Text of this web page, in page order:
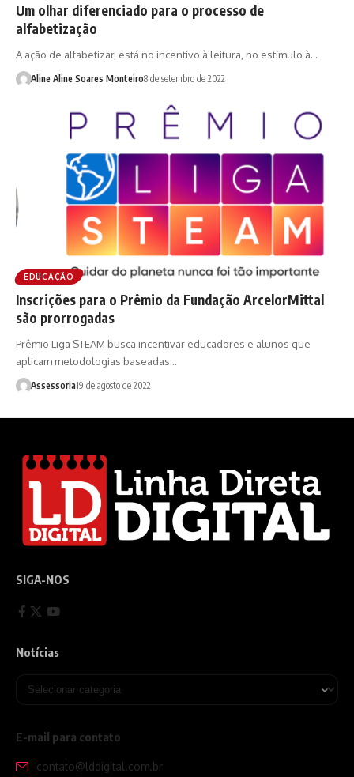
Um olhar diferenciado para o processo de
alfabetização
A ação de alfabetizar, está no incentivo à leitura, no estímulo à…
Aline Aline Soares Monteiro8 de setembro de 2022
EDUCAÇÃO
Inscrições para o Prêmio da Fundação ArcelorMittal
são prorrogadas
Prêmio Liga STEAM busca incentivar educadores e alunos que
aplicam metodologias baseadas…
Assessoria19 de agosto de 2022
SIGA-NOS
Notícias
E-mail para contato
contato@lddigital.com.br